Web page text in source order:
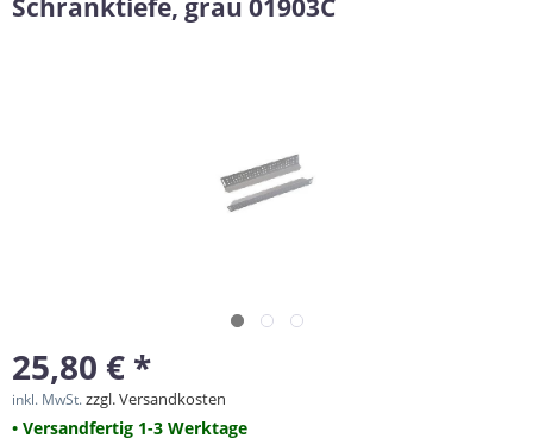
Schranktiefe, grau 01903C
25,80 € *
inkl. MwSt.zzgl. Versandkosten
• Versandfertig 1-3 Werktage